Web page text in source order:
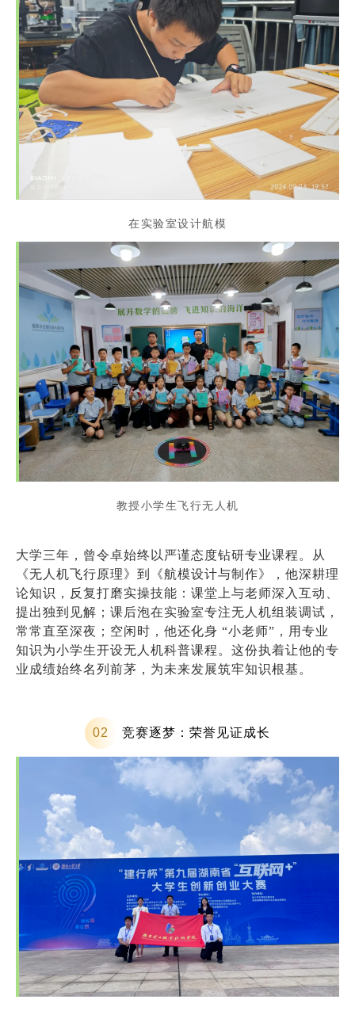
在实验室设计航模
教授小学生飞行无人机
大学三年，曾令卓始终以严谨态度钻研专业课程。从
《无人机飞行原理》到《航模设计与制作》，他深耕理
论知识，反复打磨实操技能：课堂上与老师深入互动、
提出独到见解；课后泡在实验室专注无人机组装调试，
常常直至深夜；空闲时，他还化身 “小老师”，用专业
知识为小学生开设无人机科普课程。这份执着让他的专
业成绩始终名列前茅，为未来发展筑牢知识根基。
02 竞赛逐梦：荣誉见证成长